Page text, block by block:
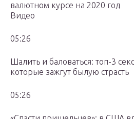
валютном курсе на 2020 год
Видео
05:26
Шалить и баловаться: топ-3
которые зажгут былую страсть
05:26